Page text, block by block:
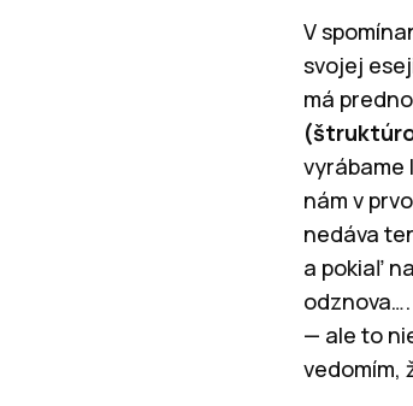
V
svojej
má
vyrábame
nám v
nedáva
a pokiaľ
— ale to
vedomím,